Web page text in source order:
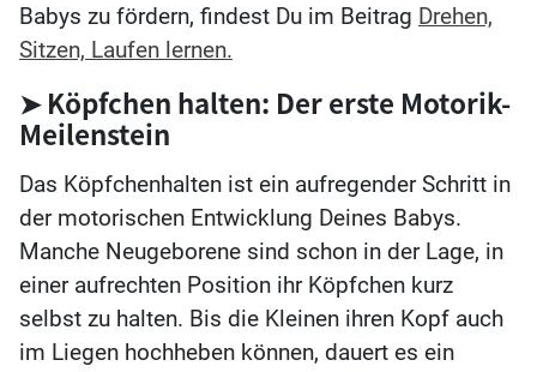
Babys zu fördern, findest Du im Beitrag Drehen,
Sitzen, Laufen lernen.
➤ Köpfchen halten: Der erste Motorik-
Meilenstein
Das Köpfchenhalten ist ein aufregender Schritt in
der motorischen Entwicklung Deines Babys.
Manche Neugeborene sind schon in der Lage, in
einer aufrechten Position ihr Köpfchen kurz
selbst zu halten. Bis die Kleinen ihren Kopf auch
im Liegen hochheben können, dauert es ein